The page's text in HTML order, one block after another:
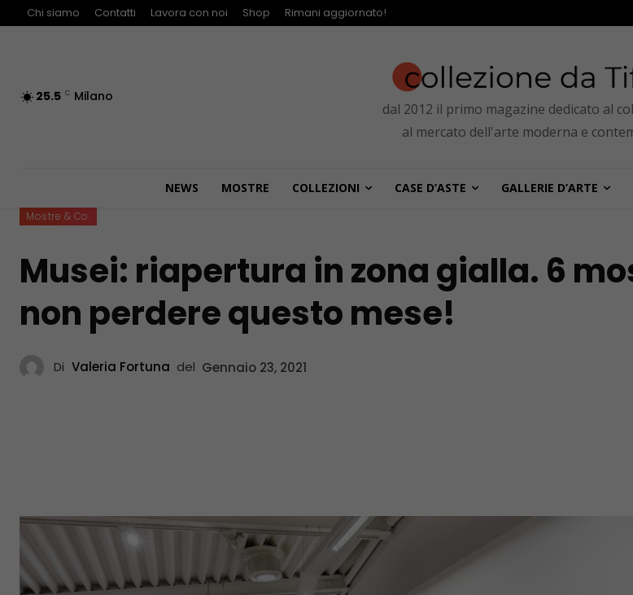
Chi siamo Contatti Lavora con noi Shop Rimani aggiornato!
25.5 C Milano
dal 2012 il primo magazine dedicato al
al mercato dell'arte moderna e
NEWS MOSTRE COLLEZIONI CASE D’ASTE GALLERIE D’ARTE
Mostre & Co.
Musei: riapertura in zona gialla. 6
non perdere questo mese!
Di Valeria Fortuna del Gennaio 23, 2021